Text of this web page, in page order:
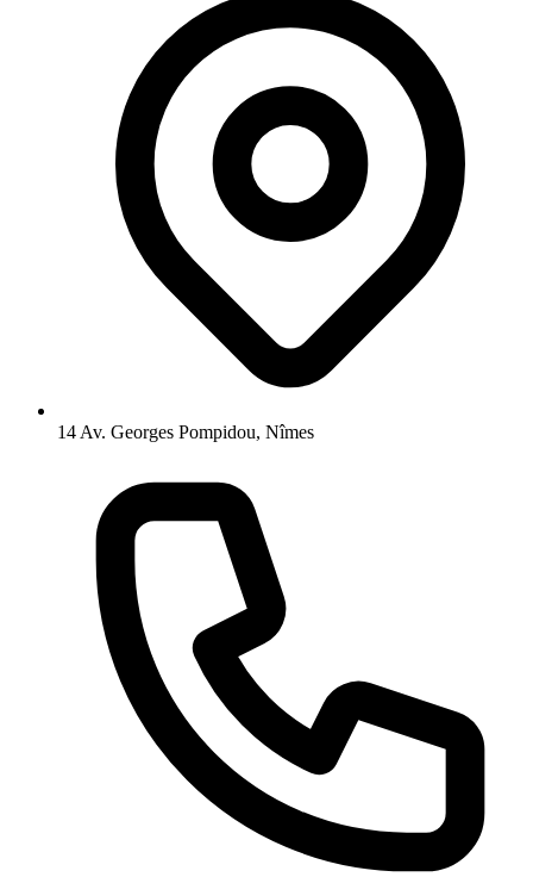
14 Av. Georges Pompidou, Nîmes